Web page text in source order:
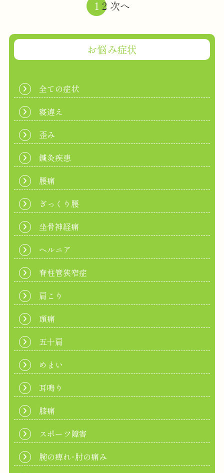
お悩み症状
全ての症状
寝違え
歪み
鍼灸疾患
腰痛
ぎっくり腰
坐骨神経痛
ヘルニア
脊柱管狭窄症
肩こり
頭痛
五十肩
めまい
耳鳴り
膝痛
スポーツ障害
腕の痺れ･肘の痛み
1 2 次へ